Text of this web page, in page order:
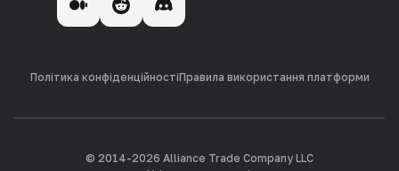
Політика конфіденційностіПравила використання платформи
© 2014-2026 Alliance Trade Company LLC